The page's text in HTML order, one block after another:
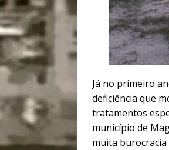
Já no primeiro
deficiência que
tratamentos
município de
muita